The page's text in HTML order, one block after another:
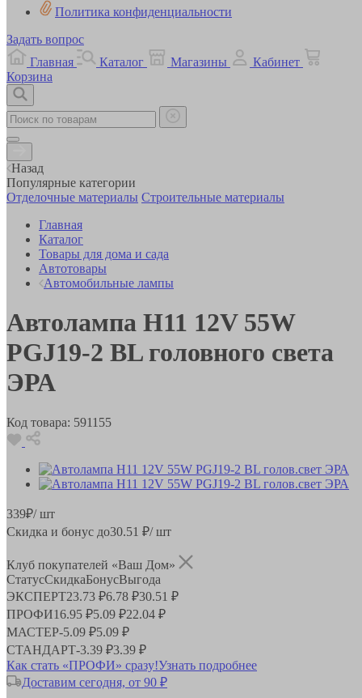
Политика конфиденциальности
Задать вопрос
Главная
Каталог Магазины
Кабинет
Корзина
Назад
Популярные категории
Отделочные материалы Строительные материалы
Главная
Каталог
Товары для дома и сада
Автотовары
Автомобильные лампы
Автолампа Н11 12V 55W
PGJ19-2 BL головного света
ЭРА
Код товара: 591155
339₽/ шт
Скидка и бонус до30.51 ₽/ шт
Клуб покупателей «Ваш Дом»
СтатусСкидкаБонусВыгода
ЭКСПЕРТ23.73 ₽6.78 ₽30.51 ₽
ПРОФИ16.95 ₽5.09 ₽22.04 ₽
МАСТЕР-5.09 ₽5.09 ₽
СТАНДАРТ-3.39 ₽3.39 ₽
Как стать «ПРОФИ» сразу!Узнать подробнее
Доставим сегодня, от 90 ₽